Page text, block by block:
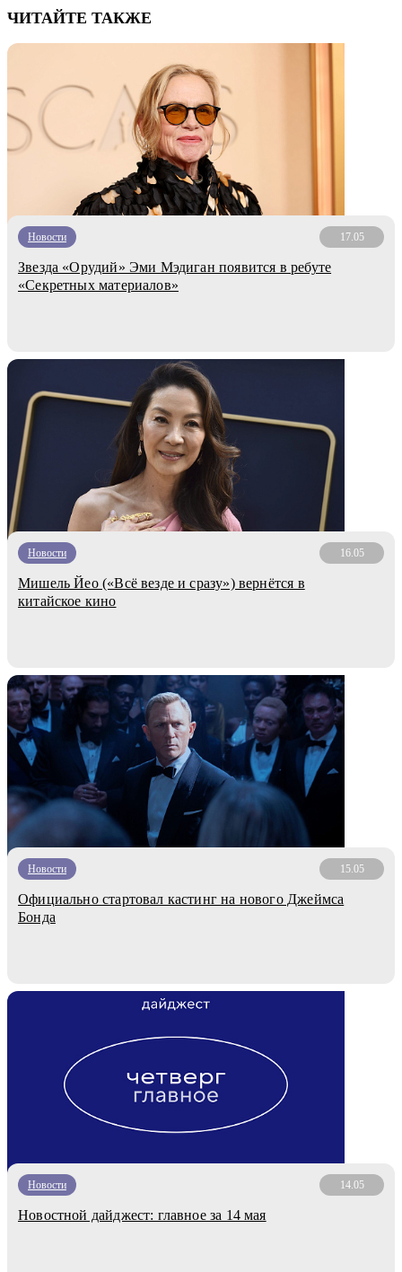
ЧИТАЙТЕ ТАКЖЕ
Новости 17.05
Звезда «Орудий» Эми Мэдиган появится в ребуте
«Секретных материалов»
Новости 16.05
Мишель Йео («Всё везде и сразу») вернётся в
китайское кино
Новости 15.05
Официально стартовал кастинг на нового Джеймса
Бонда
Новости 14.05
Новостной дайджест: главное за 14 мая